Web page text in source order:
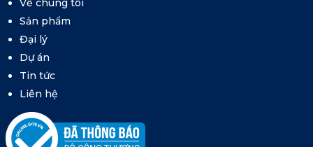
Về chúng tôi
Sản phẩm
Đại lý
Dự án
Tin tức
Liên hệ